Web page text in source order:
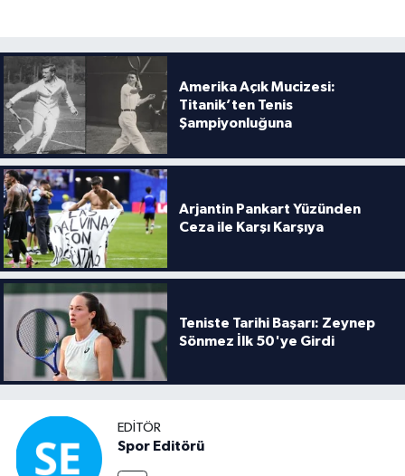
Amerika Açık Mucizesi:
Titanik’ten Tenis
Şampiyonluğuna
Arjantin Pankart Yüzünden
Ceza ile Karşı Karşıya
Teniste Tarihi Başarı: Zeynep
Sönmez İlk 50'ye Girdi
EDITÖR
Spor Editörü